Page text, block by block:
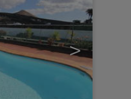
>